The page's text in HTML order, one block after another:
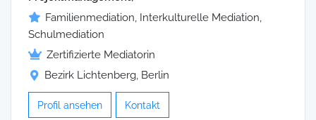
Familienmediation, Interkulturelle Mediation,
Schulmediation
Zertifizierte Mediatorin
Bezirk Lichtenberg, Berlin
Profil ansehen Kontakt